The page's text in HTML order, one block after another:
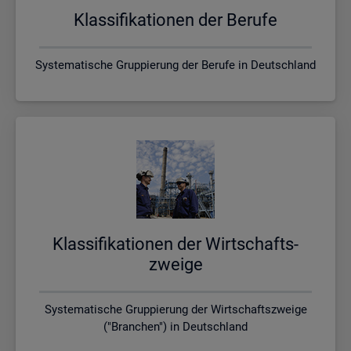
Klas­si­fi­ka­tio­nen der Be­ru­fe
Systematische Gruppierung der Berufe in Deutschland
Klas­si­fi­ka­tio­nen der Wirt­schafts­
zwei­ge
Systematische Gruppierung der Wirtschaftszweige
("Branchen") in Deutschland